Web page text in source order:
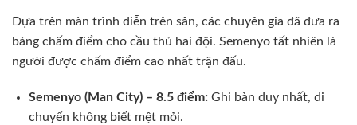
Dựa trên màn trình diễn trên sân, các chuyên gia đã đưa ra
bảng chấm điểm cho cầu thủ hai đội. Semenyo tất nhiên là
người được chấm điểm cao nhất trận đấu.
Semenyo (Man City) – 8.5 điểm:Ghi bàn duy nhất, di
chuyển không biết mệt mỏi.